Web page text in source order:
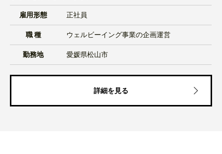
雇用形態 正社員
職 種 ウェルビーイング事業の企画運営
勤務地 愛媛県松山市
詳細を見る